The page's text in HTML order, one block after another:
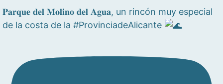
𝐏𝐚𝐫𝐪𝐮𝐞 𝐝𝐞𝐥 𝐌𝐨𝐥𝐢𝐧𝐨 𝐝𝐞𝐥 𝐀𝐠𝐮𝐚, un rincón muy especial
de la costa de la #ProvinciadeAlicante